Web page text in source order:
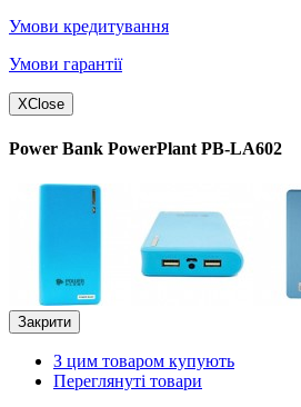
Умови кредитування
Умови гарантії
XClose
Power Bank PowerPlant PB-LA602
Закрити
З цим товаром купують
Переглянуті товари